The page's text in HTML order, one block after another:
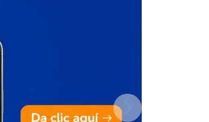
Next